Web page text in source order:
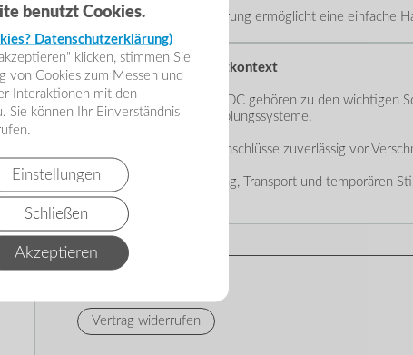
benutzt Cookies.
Datenschutzerklärung)
klicken, stimmen Sie
von Cookies zum Messen und
Interaktionen mit den
Sie können Ihr Einverständnis
Einstellungen
Schließen
Akzeptieren
Die leichte PP-Ausführung ermöglicht eine einfache
Einordnung & Einsatzkontext
Kamlock-Kappen Typ DC gehören zu den wichtigen
Bereich Camlock-Kupplungssysteme.
Sie schützen offene Anschlüsse zuverlässig vor
Besonders bei Lagerung, Transport und temporären
Sicherheit und Schutz.
Hersteller
Vertrag widerrufen